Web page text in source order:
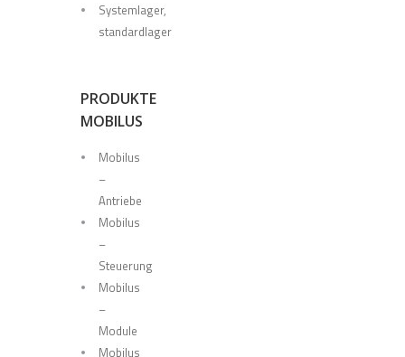
Systemlager,
standardlager
PRODUKTE
MOBILUS
Mobilus
–
Antriebe
Mobilus
–
Steuerung
Mobilus
–
Module
Mobilus